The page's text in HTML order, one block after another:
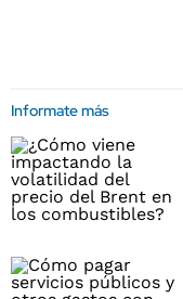
Informate más